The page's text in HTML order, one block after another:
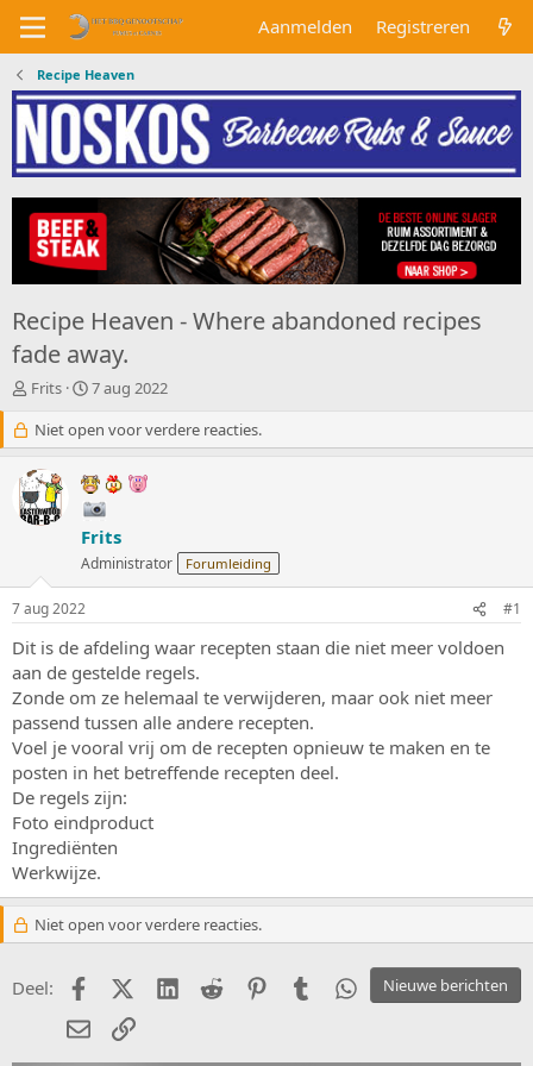
Aanmelden Registreren
Recipe Heaven
Recipe Heaven - Where abandoned recipes
fade away.
O
d
e
r
w
e
s
t
a
r
t
r
Frits
S
a
r
t
d
a
t
u
7 aug 2022
Niet open voor verdere reacties.
Frits
Administrator Forumleiding
7 aug 2022 #1
Dit is de afdeling waar recepten staan die niet meer voldoen
aan de gestelde regels.
Zonde om ze helemaal te verwijderen, maar ook niet meer
passend tussen alle andere recepten.
Voel je vooral vrij om de recepten opnieuw te maken en te
posten in het betreffende recepten deel.
De regels zijn:
Foto eindproduct
Ingrediënten
Werkwijze.
Niet open voor verdere reacties.
Nieuwe berichten
Deel: FacebookX (Twitter)
LinkedIn
Reddit PinterestTumblrWhatsApp
E-mailkoppeling